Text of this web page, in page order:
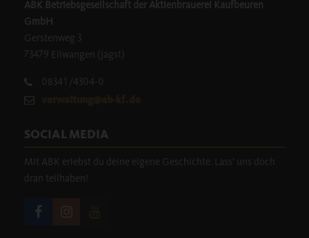
ABK Betriebsgesellschaft der Aktienbrauerei Kaufbeuren
GmbH
Gerstenweg 3
73479 Ellwangen (Jagst)
08341/4304-0
SOCIAL MEDIA
Mit ABK erlebst du deine eigene Geschichte. Lass' uns doch
dran teilhaben!